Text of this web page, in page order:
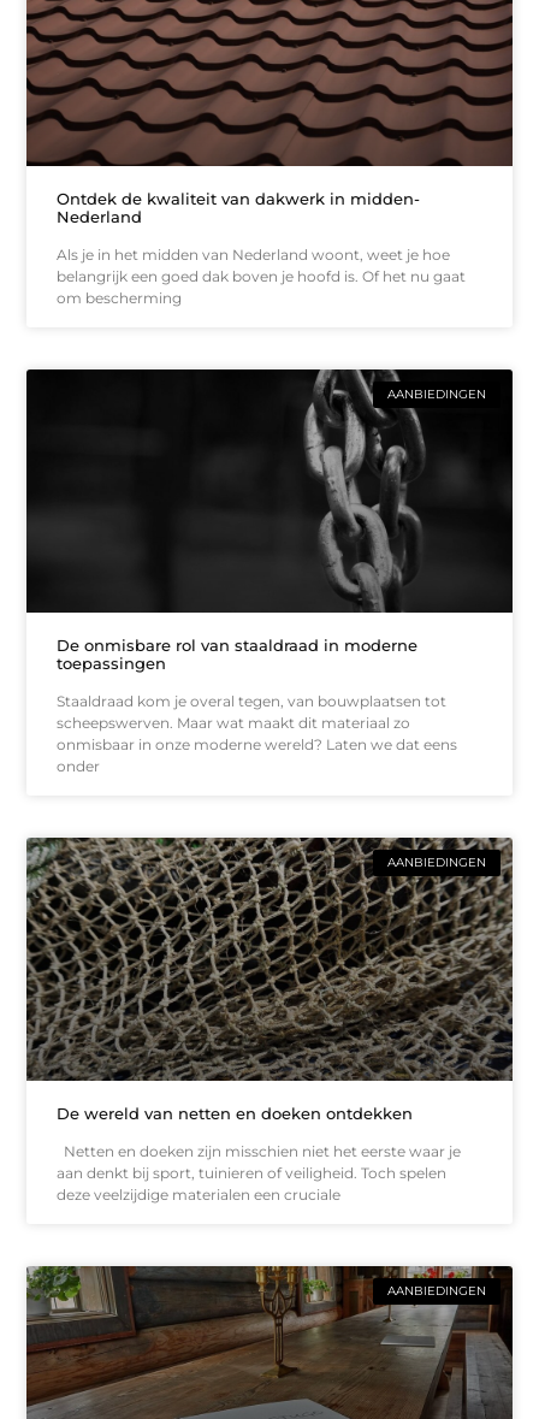
Ontdek de kwaliteit van dakwerk in midden-
Nederland
Als je in het midden van Nederland woont, weet je hoe
belangrijk een goed dak boven je hoofd is. Of het nu gaat
om bescherming
AANBIEDINGEN
De onmisbare rol van staaldraad in moderne
toepassingen
Staaldraad kom je overal tegen, van bouwplaatsen tot
scheepswerven. Maar wat maakt dit materiaal zo
onmisbaar in onze moderne wereld? Laten we dat eens
onder
AANBIEDINGEN
De wereld van netten en doeken ontdekken
Netten en doeken zijn misschien niet het eerste waar je
aan denkt bij sport, tuinieren of veiligheid. Toch spelen
deze veelzijdige materialen een cruciale
AANBIEDINGEN